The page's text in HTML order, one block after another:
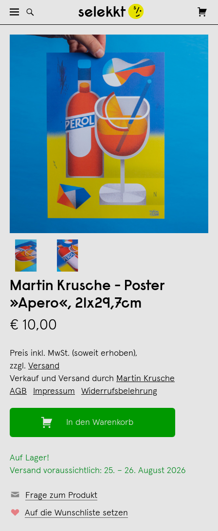
Martin Krusche - Poster
»Apero«, 21x29,7cm
€ 10,00
Preis inkl. MwSt. (soweit erhoben),
zzgl. Versand
Verkauf und Versand durch Martin Krusche
AGB
Impressum Widerrufsbelehrung
In den Warenkorb
Auf Lager!
Versand voraussichtlich: 25. – 26. August 2026
Frage zum Produkt
Auf die Wunschliste setzen